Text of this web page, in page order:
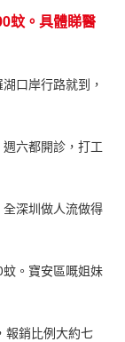
蚊。具體睇醫
口岸行路就到，
六都開診，打工
深圳做人流做得
。寶安區嘅姐妹
報銷比例大約七